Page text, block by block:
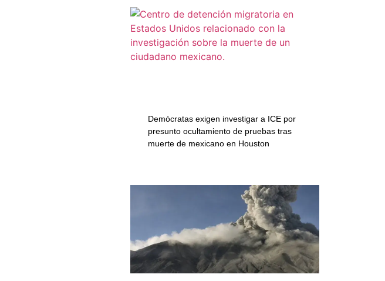
Demócratas exigen investigar a ICE por
presunto ocultamiento de pruebas tras
muerte de mexicano en Houston